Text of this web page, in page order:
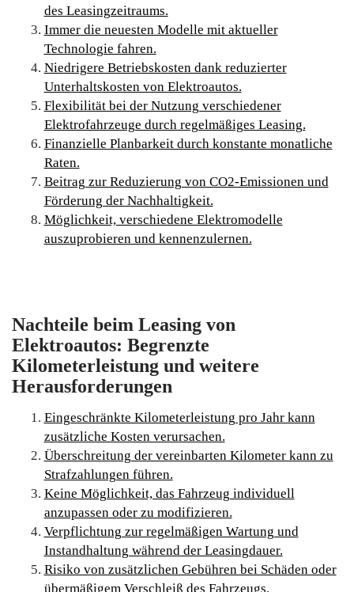
des Leasingzeitraums.
Immer die neuesten Modelle mit aktueller
Technologie fahren.
Niedrigere Betriebskosten dank reduzierter
Unterhaltskosten von Elektroautos.
Flexibilität bei der Nutzung verschiedener
Elektrofahrzeuge durch regelmäßiges Leasing.
Finanzielle Planbarkeit durch konstante monatliche
Raten.
Beitrag zur Reduzierung von CO2-Emissionen und
Förderung der Nachhaltigkeit.
Möglichkeit, verschiedene Elektromodelle
auszuprobieren und kennenzulernen.
Nachteile beim Leasing von
Elektroautos: Begrenzte
Kilometerleistung und weitere
Herausforderungen
Eingeschränkte Kilometerleistung pro Jahr kann
zusätzliche Kosten verursachen.
Überschreitung der vereinbarten Kilometer kann zu
Strafzahlungen führen.
Keine Möglichkeit, das Fahrzeug individuell
anzupassen oder zu modifizieren.
Verpflichtung zur regelmäßigen Wartung und
Instandhaltung während der Leasingdauer.
Risiko von zusätzlichen Gebühren bei Schäden oder
übermäßigem Verschleiß des Fahrzeugs.